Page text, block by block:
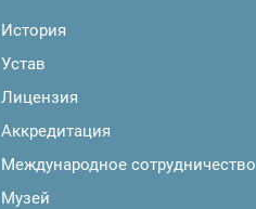
История
Устав
Лицензия
Аккредитация
Международное сотрудничество
Музей